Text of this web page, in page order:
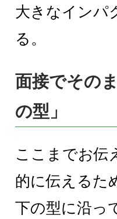
大きなインパ
る。
面接でその
の型」
ここまでお伝
的に伝えるた
下の型に沿っ